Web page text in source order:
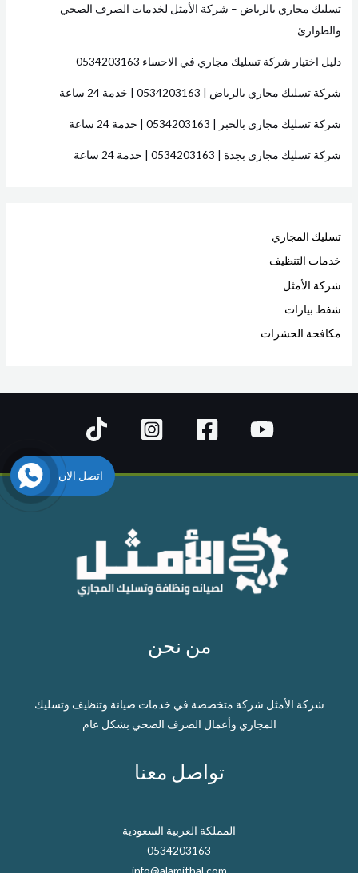
ث
ع
تسليك مجاري بالرياض – شركة الأمثل لخدمات الصرف الصحي
والطوارئ
دليل اختيار شركة تسليك مجاري في الاحساء 0534203163
شركة تسليك مجاري بالرياض | 0534203163 | خدمة 24 ساعة
شركة تسليك مجاري بالخبر | 0534203163 | خدمة 24 ساعة
شركة تسليك مجاري بجدة | 0534203163 | خدمة 24 ساعة
تسليك المجاري
خدمات التنظيف
شركة الأمثل
شفط بيارات
مكافحة الحشرات
من نحن
شركة الأمثل شركة متخصصة في خدمات صيانة وتنظيف وتسليك
المجاري وأعمال الصرف الصحي بشكل عام
تواصل معنا
المملكة العربية السعودية
0534203163
info@alamithal.com
اتصل الان